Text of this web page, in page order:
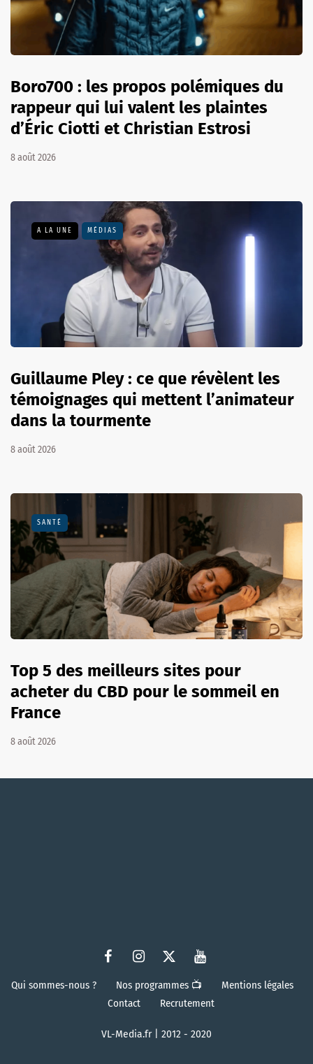
Boro700 : les propos polémiques du
rappeur qui lui valent les plaintes
d’Éric Ciotti et Christian Estrosi
8 août 2026
A LA UNE MÉDIAS
Guillaume Pley : ce que révèlent les
témoignages qui mettent l’animateur
dans la tourmente
8 août 2026
SANTÉ
Top 5 des meilleurs sites pour
acheter du CBD pour le sommeil en
France
8 août 2026
Qui sommes-nous ? Nos programmes 📺
Mentions légales
Contact
Recrutement
VL-Media.fr | 2012 - 2020